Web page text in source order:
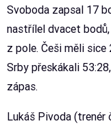
Svoboda zapsal 17
nastřílel dvacet
z pole. Češi měli
Srby přeskákali
zápas.
Lukáš Pivoda (trenér